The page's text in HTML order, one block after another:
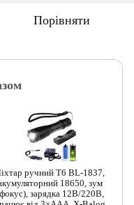
Порівняти
ручний T6 BL-1837,
18650, зум
зарядка 12В/220В,